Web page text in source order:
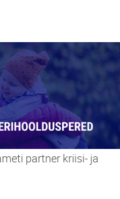
partner kriisi- ja